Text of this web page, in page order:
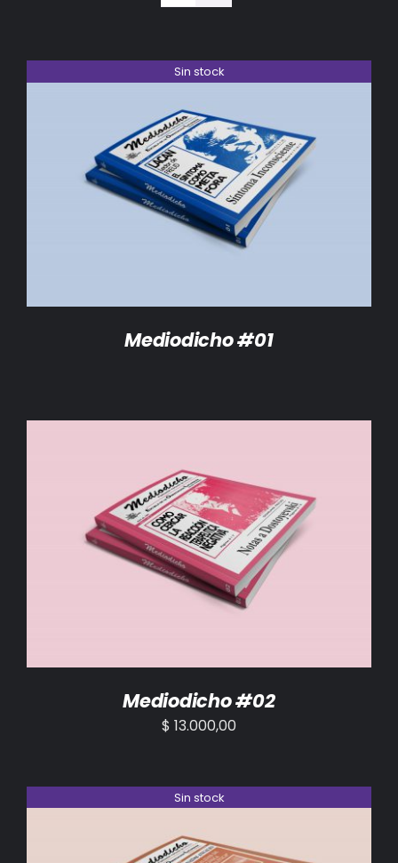
RED EOL
ACTUALIDAD
Sin stock
DETALLES
Mediodicho #01
AÑADIR AL CARRITO / DETALLES
Mediodicho #02
$ 13.000,00
Sin stock